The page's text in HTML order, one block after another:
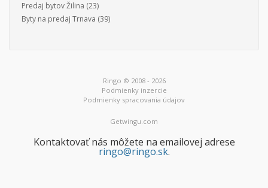
Predaj bytov Žilina (23)
Byty na predaj Trnava (39)
Ringo © 2008 - 2026
Podmienky inzercie
Podmienky spracovania údajov
Getwingu.com
Kontaktovať nás môžete na emailovej adrese
ringo@ringo.sk.